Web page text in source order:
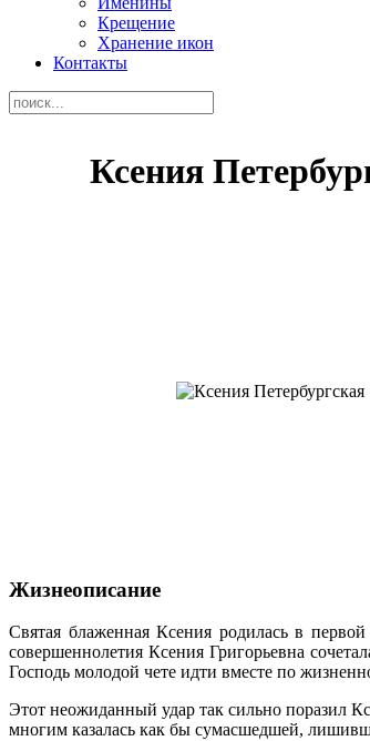
Крещение
Хранение икон
Контакты
Ксения
Жизнеописание
Святая блаженная Ксения родилась в
совершеннолетия Ксения Григорьевна
Господь молодой чете идти вместе по
Этот неожиданный удар так сильно поразил
многим казалась как бы сумасшедшей,